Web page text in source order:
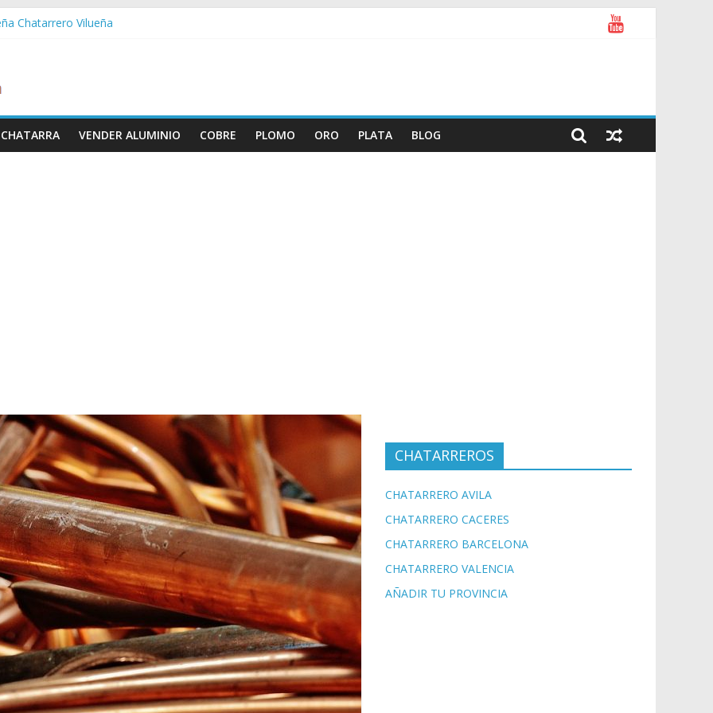
Chatarrero Vilueña
Chatarrero Zaida
Chatarrero Vistabella
VENDER ALUMINIO COBRE PLOMO ORO PLATA BLOG
CHATARREROS
CHATARRERO AVILA
CHATARRERO CACERES
CHATARRERO BARCELONA
CHATARRERO VALENCIA
AÑADIR TU PROVINCIA